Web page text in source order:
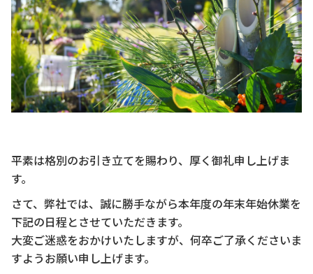
平素は格別のお引き立てを賜わり、厚く御礼申し上げま
す。
さて、弊社では、誠に勝手ながら本年度の年末年始休業を
下記の日程とさせていただきます。
大変ご迷惑をおかけいたしますが、何卒ご了承くださいま
すようお願い申し上げます。